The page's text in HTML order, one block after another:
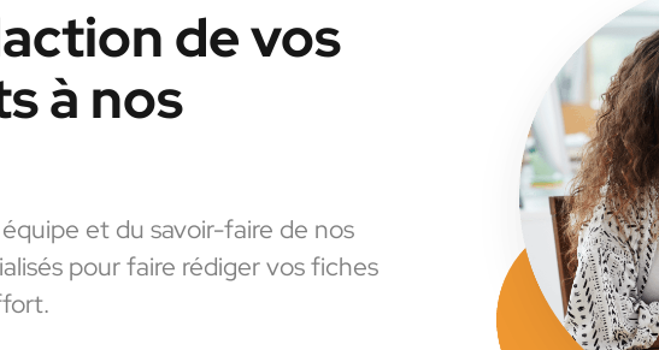
de vos
à nos
et du savoir-faire de nos
pour faire rédiger vos fiches